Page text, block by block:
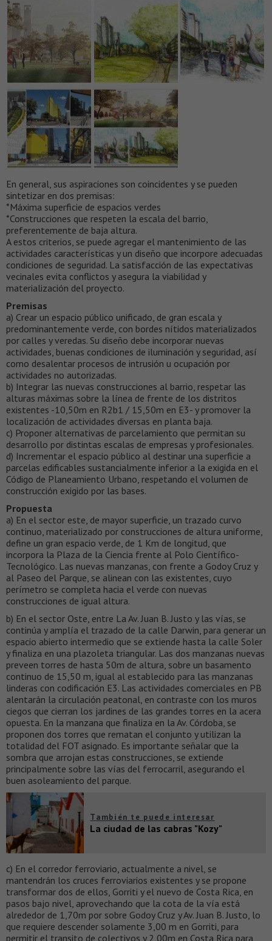
En general, sus aspiraciones son coincidentes y se pueden
sintetizar en dos premisas:
*Máxima superficie de espacios verdes
*Construcciones que respeten la escala del barrio,
preferentemente de baja altura.
A estos criterios, se puede agregar el mantenimiento de las
actividades características y un diseño que incorpore adecuadas
condiciones de seguridad. La satisfacción de las expectativas
vecinales evita conflictos y asegura la viabilidad y
materialización del proyecto.
Premisas
a) Crear un espacio público unificado, de gran escala y
predominantemente verde, con bordes nítidos materializados
por calles y veredas. Su diseño debe incorporar nuevas
actividades, buenas condiciones de iluminación y seguridad, así
como desalentar procesos de intrusión u ocupación por
actividades no autorizadas.
b) Integrar las nuevas construcciones al barrio, respetar las
alturas máximas sobre la línea de frente de los distritos
existentes -10,50m en R2b1 / 15,50m en E3- y promover la
localización de actividades diversas en planta baja.
c) Proponer alternativas de parcelamiento que permitan su
desarrollo por distintas escalas de empresas y profesionales.
d) Incrementar el espacio público al destinar una superficie a
parcelas edificables sustancialmente inferior a la exigida en el
Código de Planeamiento Urbano, respetando el volumen de
construcción exigido por las bases.
Propuesta
a) En el sector este, de mayor superficie, un trazado curvo
continuo, materializado por construcciones de altura uniforme,
define un gran espacio verde, de 1 Km de longitud, que
incorpora la Plaza de la Ciencia frente al Polo Científico-
Tecnológico. Las nuevas manzanas, con frente a Godoy Cruz y
al Paseo del Parque, se alinean con las existentes, cuyo
perímetro se completa hacia el verde con nuevas
construcciones de igual altura.
b) En el sector Oste, entre La Av. Juan B. Justo y las vías, se
continúa y amplía el trazado de la calle Darwin, para generar un
espacio abierto intermedio que se extiende hasta la calle Soler
y finaliza en una plazoleta triangular. Las dos manzanas nuevas
preveen torres de hasta 50m de altura, sobre un basamento
continuo de 15,50 m, igual al establecido para las manzanas
linderas con codificación E3. Las actividades comerciales en PB
alentarán la circulación peatonal, en contraste con los muros
ciegos que cierran los jardines de las grandes torres en la acera
opuesta. En la manzana que finaliza en la Av. Córdoba, se
proponen dos torres que rematan el conjunto y utilizan la
totalidad del FOT asignado. Es importante señalar que la
sombra que arrojan estas construcciones, se extiende
principalmente sobre las vías del ferrocarril, asegurando el
buen asoleamiento del parque.
También te puede interesar
La ciudad de las cabras "Kozy"
c) En el corredor ferroviario, actualmente a nivel, se
mantendrán los cruces ferroviarios existentes y se propone
transformar dos de ellos, Gorriti y el nuevo de Costa Rica, en
pasos bajo nivel, aprovechando que la cota de la vía está
alrededor de 1,70m por sobre Godoy Cruz y Av. Juan B. Justo, lo
que requiere descender solamente 3,00 m en Gorriti, para
permitir el transito de colectivos y 2,00m en Costa Rica para